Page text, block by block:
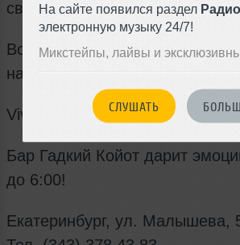
На сайте появился раздел Радио
электронную музыку 24/7!
Микстейпы, лайвы и
СЛУШАТЬ
свободы, дружелюбия и
Всю ночь – обжигающие
настоящий кубинский ром.
Viva la Cuba libre!
Бар Гадкий Койот дарит
до 6:00!
Екатеринбург, ул. Малышева,